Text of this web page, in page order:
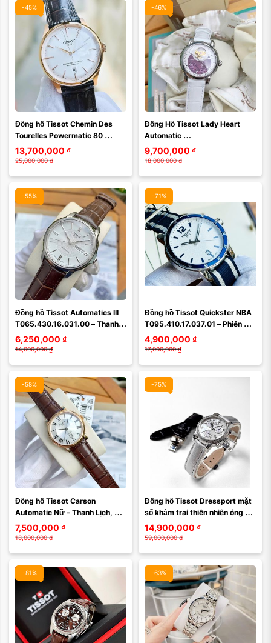
-45%
Đồng hồ Tissot Chemin Des
Tourelles Powermatic 80
39mm – T139.807.36.031.00 |
Chuẩn mực ...
13,700,000 ₫
25,000,000 ₫
-46%
Đồng Hồ Tissot Lady Heart
Automatic
T050.207.16.031.00 – Vẻ Đẹp
Cơ Khí Thụy Sĩ Dành Riêng Cho
9,700,000 ₫
18,000,000 ₫
-55%
Đồng hồ Tissot Automatics III
T065.430.16.031.00 – Thanh
lịch cổ điển, máy ETA chuẩn
Thụy Sĩ ...
6,250,000 ₫
14,000,000 ₫
-71%
Đồng hồ Tissot Quickster NBA
T095.410.17.037.01 – Phiên
bản kỷ niệm NBA siêu hiếm, trẻ
trung và ...
4,900,000 ₫
17,000,000 ₫
-58%
Đồng hồ Tissot Carson
Automatic Nữ – Thanh Lịch,
Tinh Tế và Đậm Chất Thụy Sĩ
T122.207.36.033.00 ...
7,500,000 ₫
18,000,000 ₫
-75%
Đồng hồ Tissot Dressport mặt
số khảm trai thiên nhiên óng
ánh, được điểm xuyết ba mặt
số phụ thể ...
14,900,000 ₫
59,000,000 ₫
-81% -63%